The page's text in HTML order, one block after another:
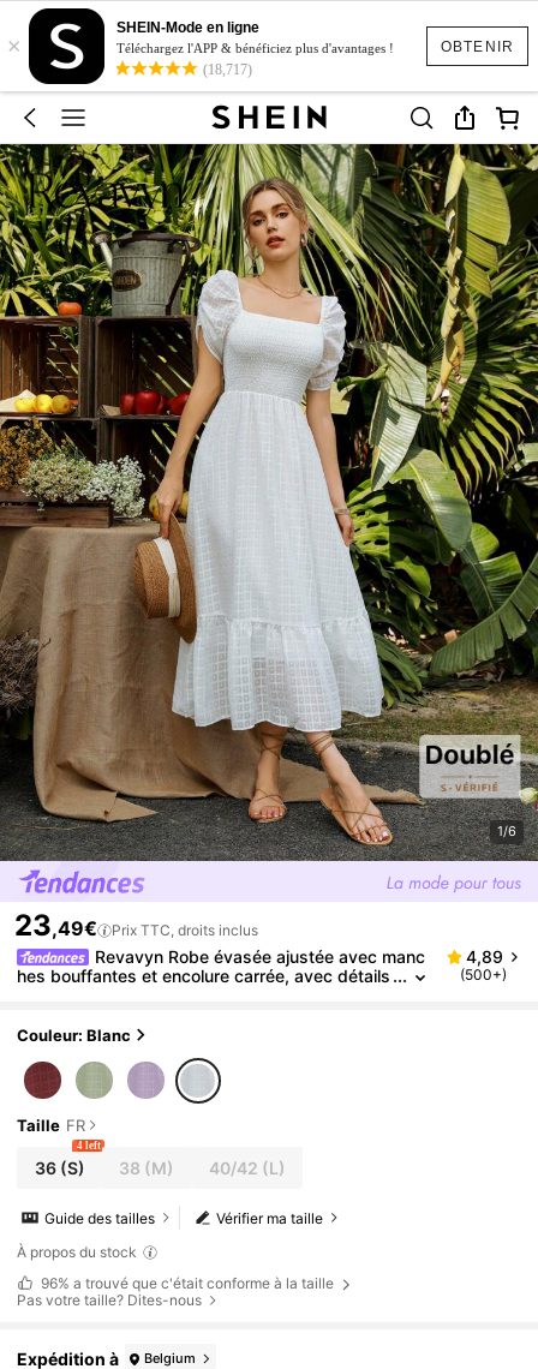
OBTENIR
×
SHEIN-Mode en ligne
Téléchargez l'APP & bénéficiez plus d'avantages !
(18,717)
1/6
23,49€ Prix TTC, droits inclus
Revavyn Robe évasée ajustée avec manc
hes bouffantes et encolure carrée, avec détails
4,89
(500+)
Couleur: Blanc
Taille FR
36(S)
4 left
38 (M) 40/42 (L)
Vérifier ma taille
Guide des tailles
À propos du stock
96% a trouvé que c'était conforme à la taille
Pas votre taille? Dites-nous
Expédition à Belgium